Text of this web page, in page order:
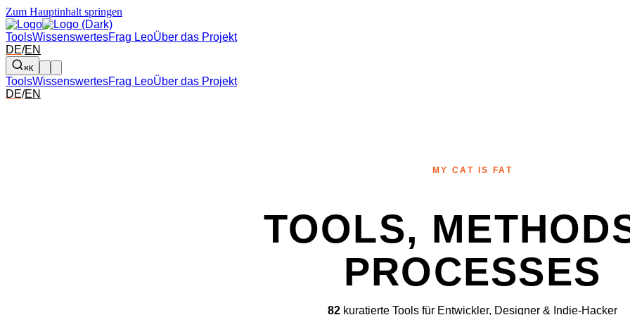
Zum Hauptinhalt springen
ToolsWissenswertesFrag LeoÜber das Projekt
DE/EN
⌘K
ToolsWissenswertesFrag LeoÜber das Projekt
DE/EN
MY CAT IS FAT
TOOLS,
PROCESSES
82 kuratierte Tools für Entwickler, Designer & Indie-Hacker